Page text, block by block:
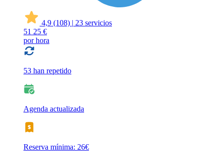
4,9 (108) | 23 servicios
51 25 €
por hora
53 han repetido
Agenda actualizada
Reserva mínima: 26€